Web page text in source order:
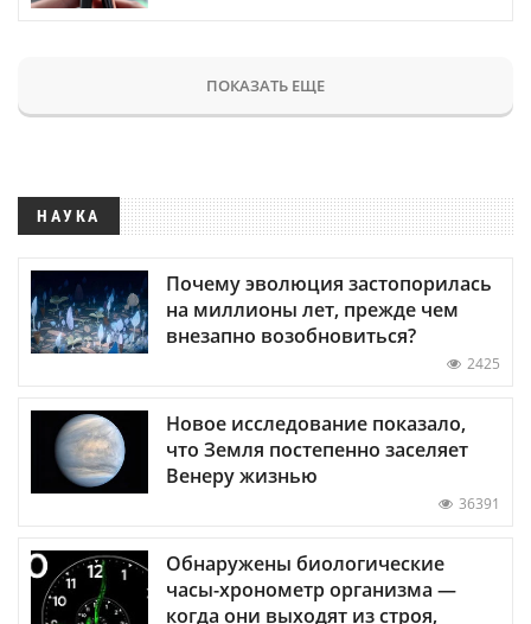
ПОКАЗАТЬ ЕЩЕ
НАУКА
Почему эволюция застопорилась
на миллионы лет, прежде чем
внезапно возобновиться?
2425
Новое исследование показало,
что Земля постепенно заселяет
Венеру жизнью
36391
Обнаружены биологические
часы-хронометр организма —
когда они выходят из строя,